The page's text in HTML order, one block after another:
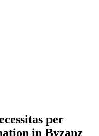
per
in Byzanz